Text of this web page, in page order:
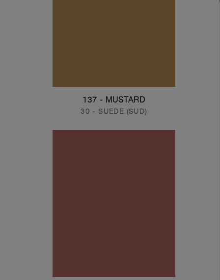
137 - MUSTARD
30 - SUEDE (SUD)